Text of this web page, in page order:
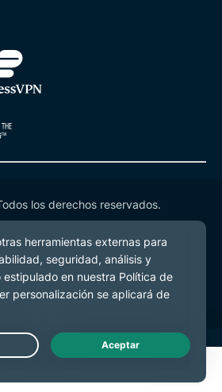
los derechos reservados.
Live Chat